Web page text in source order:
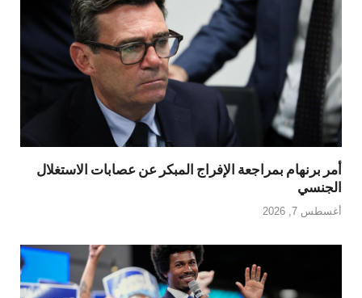
أمر برنهام بمراجعة الإفراج المبكر عن عصابات الاستغلال
الجنسي
أغسطس 7, 2026